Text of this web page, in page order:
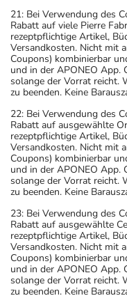
21: Bei Verwendung des
Rabatt auf viele Pierre
rezeptpflichtige Artikel,
Versandkosten. Nicht mit
Coupons) kombinierbar
und in der APONEO App.
solange der Vorrat reicht.
zu beenden. Keine
22: Bei Verwendung des
Rabatt auf ausgewählte
rezeptpflichtige Artikel,
Versandkosten. Nicht mit
Coupons) kombinierbar
und in der APONEO App.
solange der Vorrat reicht.
zu beenden. Keine
23: Bei Verwendung des
Rabatt auf ausgewählte
rezeptpflichtige Artikel,
Versandkosten. Nicht mit
Coupons) kombinierbar
und in der APONEO App.
solange der Vorrat reicht.
zu beenden. Keine